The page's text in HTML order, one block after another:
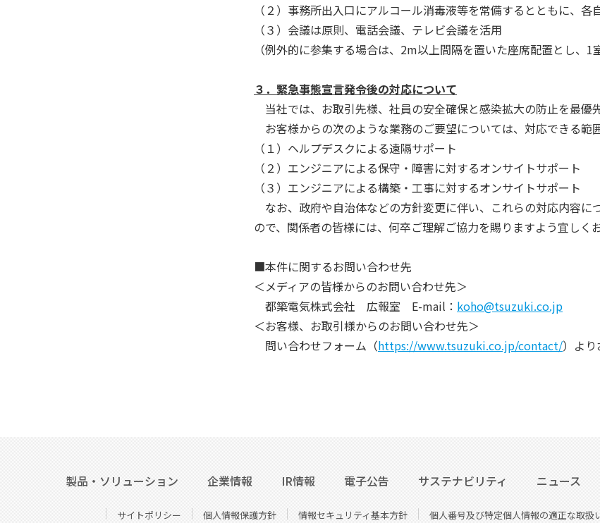
（２）事務所出入口にアルコール消毒液等を常備するとともに、
（３）会議は原則、電話会議、テレビ会議を活用
（例外的に参集する場合は、2m以上間隔を置いた座席配置とし、1
３．緊急事態宣言発令後の対応について
当社では、お取引先様、社員の安全確保と感染拡大の防止を最優先
お客様からの次のような業務のご要望については、対応できる範
（１）ヘルプデスクによる遠隔サポート
（２）エンジニアによる保守・障害に対するオンサイトサポート
（３）エンジニアによる構築・工事に対するオンサイトサポート
なお、政府や自治体などの方針変更に伴い、これらの対応内容
ので、関係者の皆様には、何卒ご理解ご協力を賜りますよう宜しく
■本件に関するお問い合わせ先
＜メディアの皆様からのお問い合わせ先＞
都築電気株式会社 広報室 E-mail： koho@tsuzuki.co.jp
＜お客様、お取引様からのお問い合わせ先＞
問い合わせフォーム（https://www.tsuzuki.co.jp/contact/）より
製品・ソリューション 企業情報 IR情報 電子公告 サステナビリティ ニュース
サイトポリシー 個人情報保護方針 情報セキュリティ基本方針 個人番号及び特定個人情報の適正な取扱